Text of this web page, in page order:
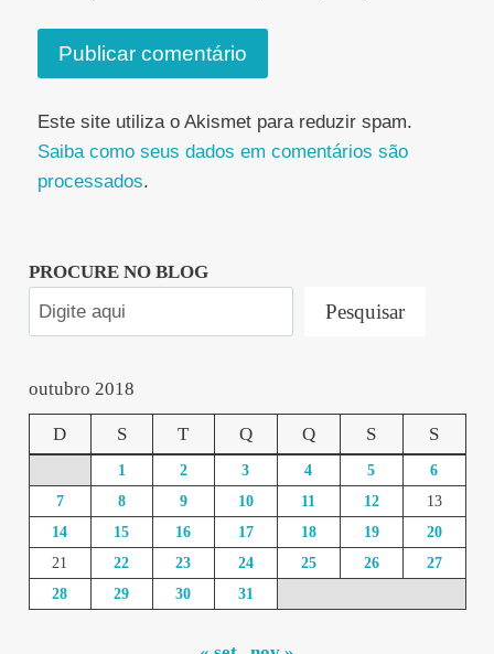
Este site utiliza o Akismet para reduzir spam.
Saiba como seus dados em comentários são
processados.
PROCURE NO BLOG
Pesquisar
outubro 2018
D S T Q Q S S
1 2 3 4 5
6
7
8 9 10 11 12
13
14
15 16 17 18 19
20
21
22 23 24 25 26
27
28
29 30 31